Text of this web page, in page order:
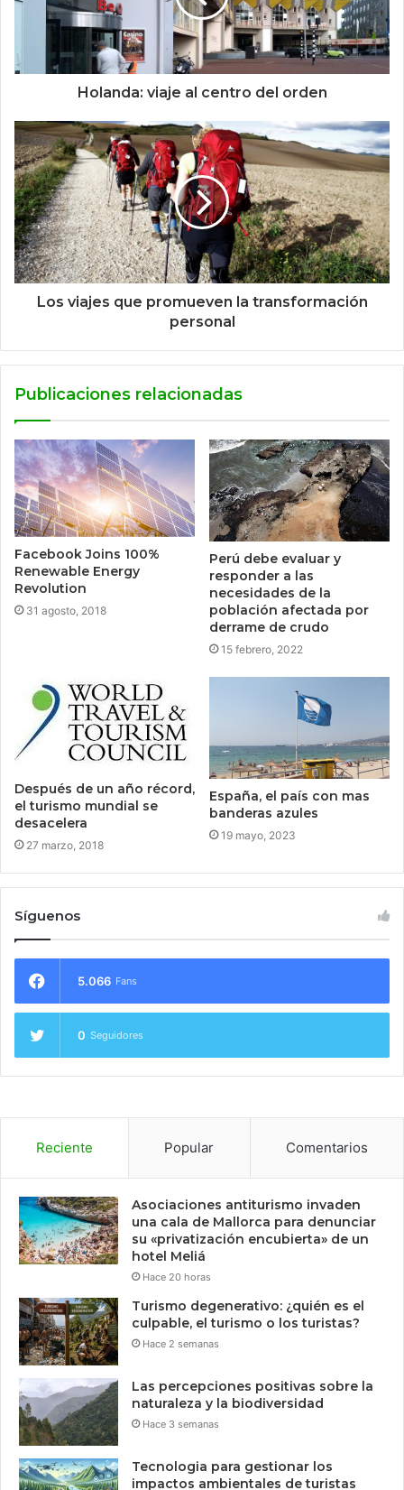
Holanda: viaje al centro del orden
Los viajes que promueven la transformación
personal
Publicaciones relacionadas
Facebook Joins 100%
Renewable Energy
Revolution
31 agosto, 2018
Perú debe evaluar y
responder a las
necesidades de la
población afectada por
derrame de crudo
15 febrero, 2022
Después de un año récord,
el turismo mundial se
desacelera
27 marzo, 2018
España, el país con mas
banderas azules
19 mayo, 2023
Síguenos
5.066 Fans
0 Seguidores
Reciente Popular Comentarios
Asociaciones antiturismo invaden
una cala de Mallorca para denunciar
su «privatización encubierta» de un
hotel Meliá
Hace 20 horas
Turismo degenerativo: ¿quién es el
culpable, el turismo o los turistas?
Hace 2 semanas
Las percepciones positivas sobre la
naturaleza y la biodiversidad
Hace 3 semanas
Tecnologia para gestionar los
impactos ambientales de turistas